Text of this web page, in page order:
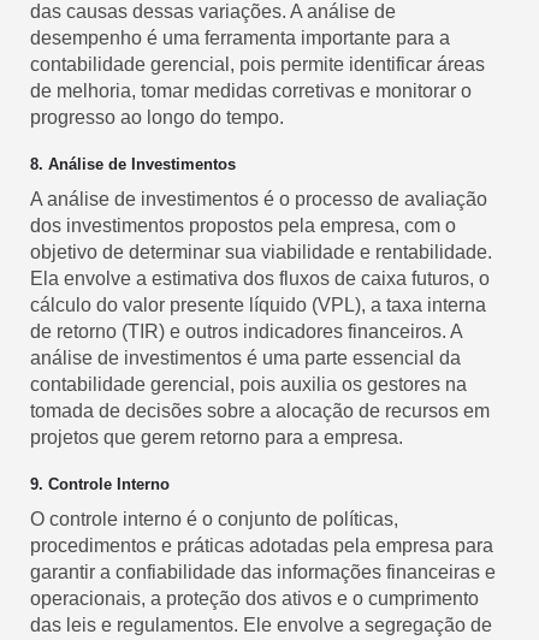
das causas dessas variações. A análise de
desempenho é uma ferramenta importante para a
contabilidade gerencial, pois permite identificar áreas
de melhoria, tomar medidas corretivas e monitorar o
progresso ao longo do tempo.
8. Análise de Investimentos
A análise de investimentos é o processo de avaliação
dos investimentos propostos pela empresa, com o
objetivo de determinar sua viabilidade e rentabilidade.
Ela envolve a estimativa dos fluxos de caixa futuros, o
cálculo do valor presente líquido (VPL), a taxa interna
de retorno (TIR) e outros indicadores financeiros. A
análise de investimentos é uma parte essencial da
contabilidade gerencial, pois auxilia os gestores na
tomada de decisões sobre a alocação de recursos em
projetos que gerem retorno para a empresa.
9. Controle Interno
O controle interno é o conjunto de políticas,
procedimentos e práticas adotadas pela empresa para
garantir a confiabilidade das informações financeiras e
operacionais, a proteção dos ativos e o cumprimento
das leis e regulamentos. Ele envolve a segregação de